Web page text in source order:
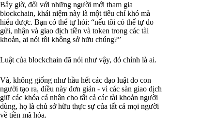
Bây giờ, đối với những người mới tham gia
blockchain, khái niệm này là một tiêu chí khó mà
hiểu được. Bạn có thể tự hỏi: “nếu tôi có thể tự do
gửi, nhận và giao dịch tiền và token trong các tài
khoản, ai nói tôi không sở hữu chúng?”
Luật của blockchain đã nói như vậy, đó chính là ai.
Và, không giống như hầu hết các đạo luật do con
người tạo ra, điều này đơn giản - vì các sàn giao dịch
giữ các khóa cá nhân cho tất cả các tài khoản người
dùng, họ là chủ sở hữu thực sự của tất cả mọi người
về tiền mã hóa.